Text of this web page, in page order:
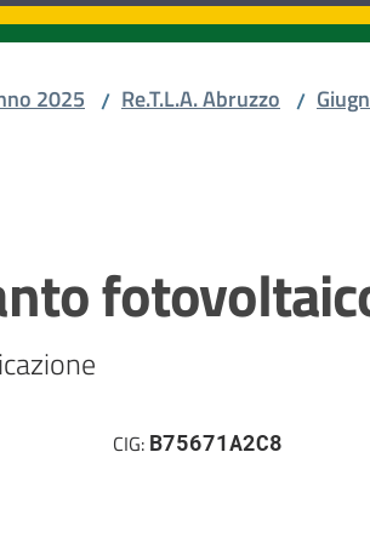
2025 / Re.T.L.A. Abruzzo /
CIG: B75671A2C8